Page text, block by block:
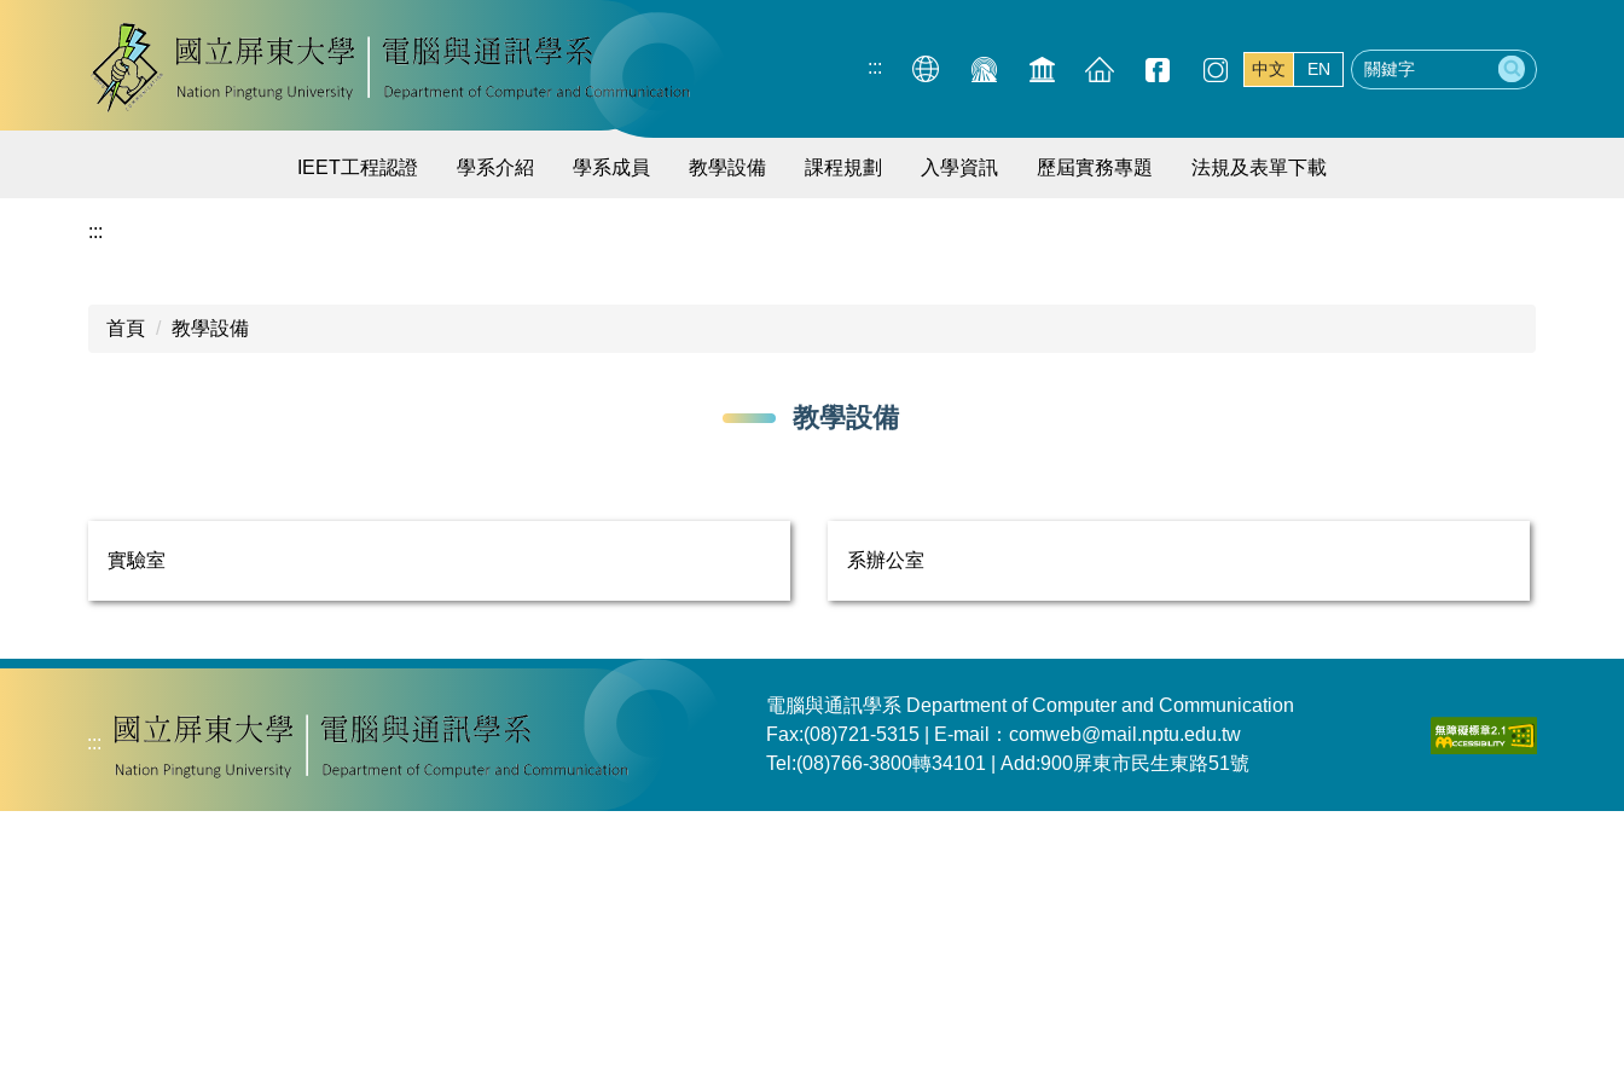
內
::: 中文 EN
IEET工程認證 學系介紹 學系成員 教學設備 課程規劃 入學資訊 歷屆實務專題 法規及表單下載
:::
首頁 教學設備
教學設備
實驗室 系辦公室
:::
電腦與通訊學系 Department of Computer and Communication
Fax:(08)721-5315 | E-mail：comweb@mail.nptu.edu.tw
Tel:(08)766-3800轉34101 | Add:900屏東市民生東路51號